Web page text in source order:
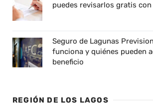
puedes revisarlos gratis
Seguro de Lagunas
funciona y quiénes pueden
beneficio
REGIÓN DE LOS LAGOS